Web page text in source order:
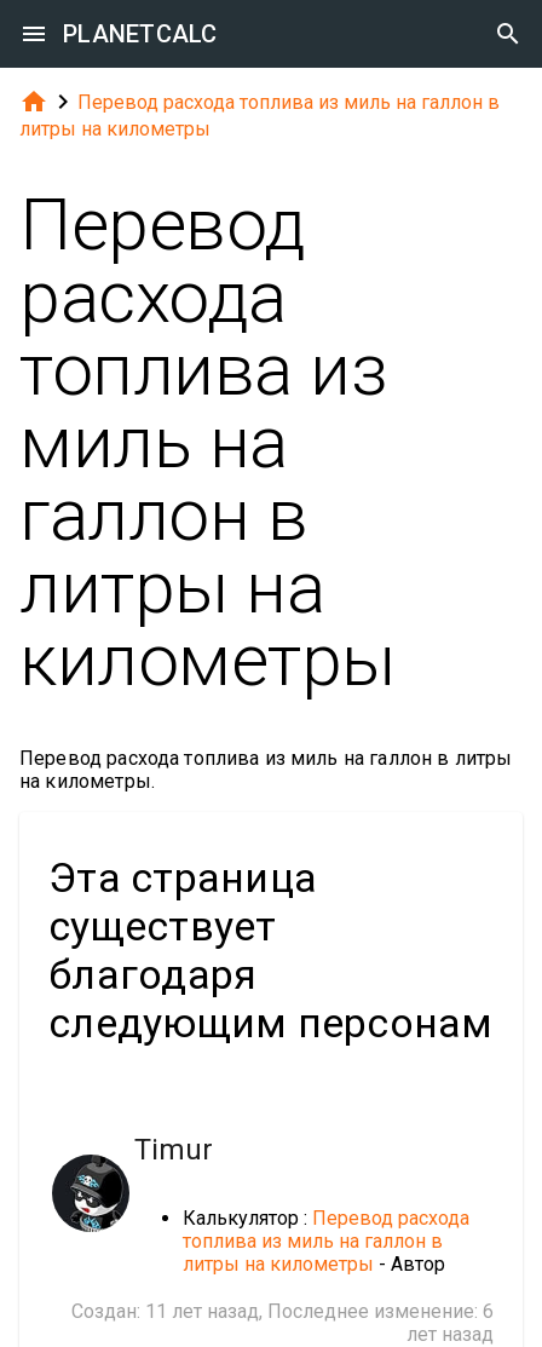
 PLANETCALC 
  Перевод расхода топлива из миль на галлон в
литры на километры
Перевод
расхода
топлива из
миль на
галлон в
литры на
километры
Перевод расхода топлива из миль на галлон в литры
на километры.
Эта страница
существует
благодаря
следующим персонам
Timur
Калькулятор : Перевод расхода
топлива из миль на галлон в
литры на километры - Автор
Создан: 11 лет назад, Последнее изменение: 6
лет назад